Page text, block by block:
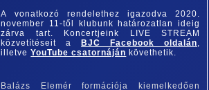
A vonatkozó rendelethez igazodva 2020.
november 11-től klubunk határozatlan ideig
zárva tart. Koncertjeink LIVE STREAM
közvetítéseit a
BJC Facebook oldalán,
illetveYouTube csatornáján követhetik.
Balázs Elemér formációja kiemelkedően